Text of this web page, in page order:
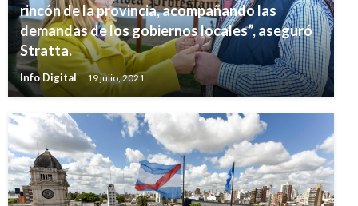
rincón de la provincia, acompañando las
demandas de los gobiernos locales”, aseguró
Stratta.
Info Digital 19 julio, 2021